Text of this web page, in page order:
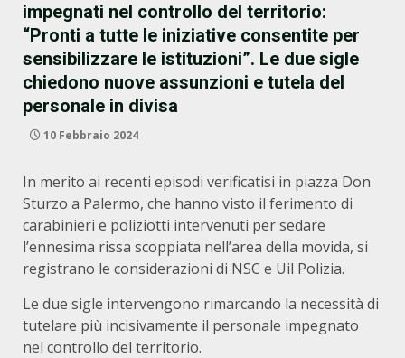
impegnati nel controllo del territorio:
“Pronti a tutte le iniziative consentite per
sensibilizzare le istituzioni”. Le due sigle
chiedono nuove assunzioni e tutela del
personale in divisa
10 Febbraio 2024
In merito ai recenti episodi verificatisi in piazza Don
Sturzo a Palermo, che hanno visto il ferimento di
carabinieri e poliziotti intervenuti per sedare
l’ennesima rissa scoppiata nell’area della movida, si
registrano le considerazioni di NSC e Uil Polizia.
Le due sigle intervengono rimarcando la necessità di
tutelare più incisivamente il personale impegnato
nel controllo del territorio.